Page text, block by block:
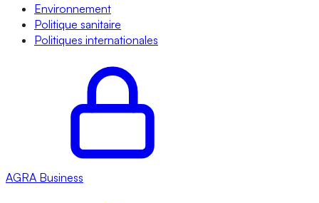
Environnement
Politique sanitaire
Politiques internationales
AGRA Business